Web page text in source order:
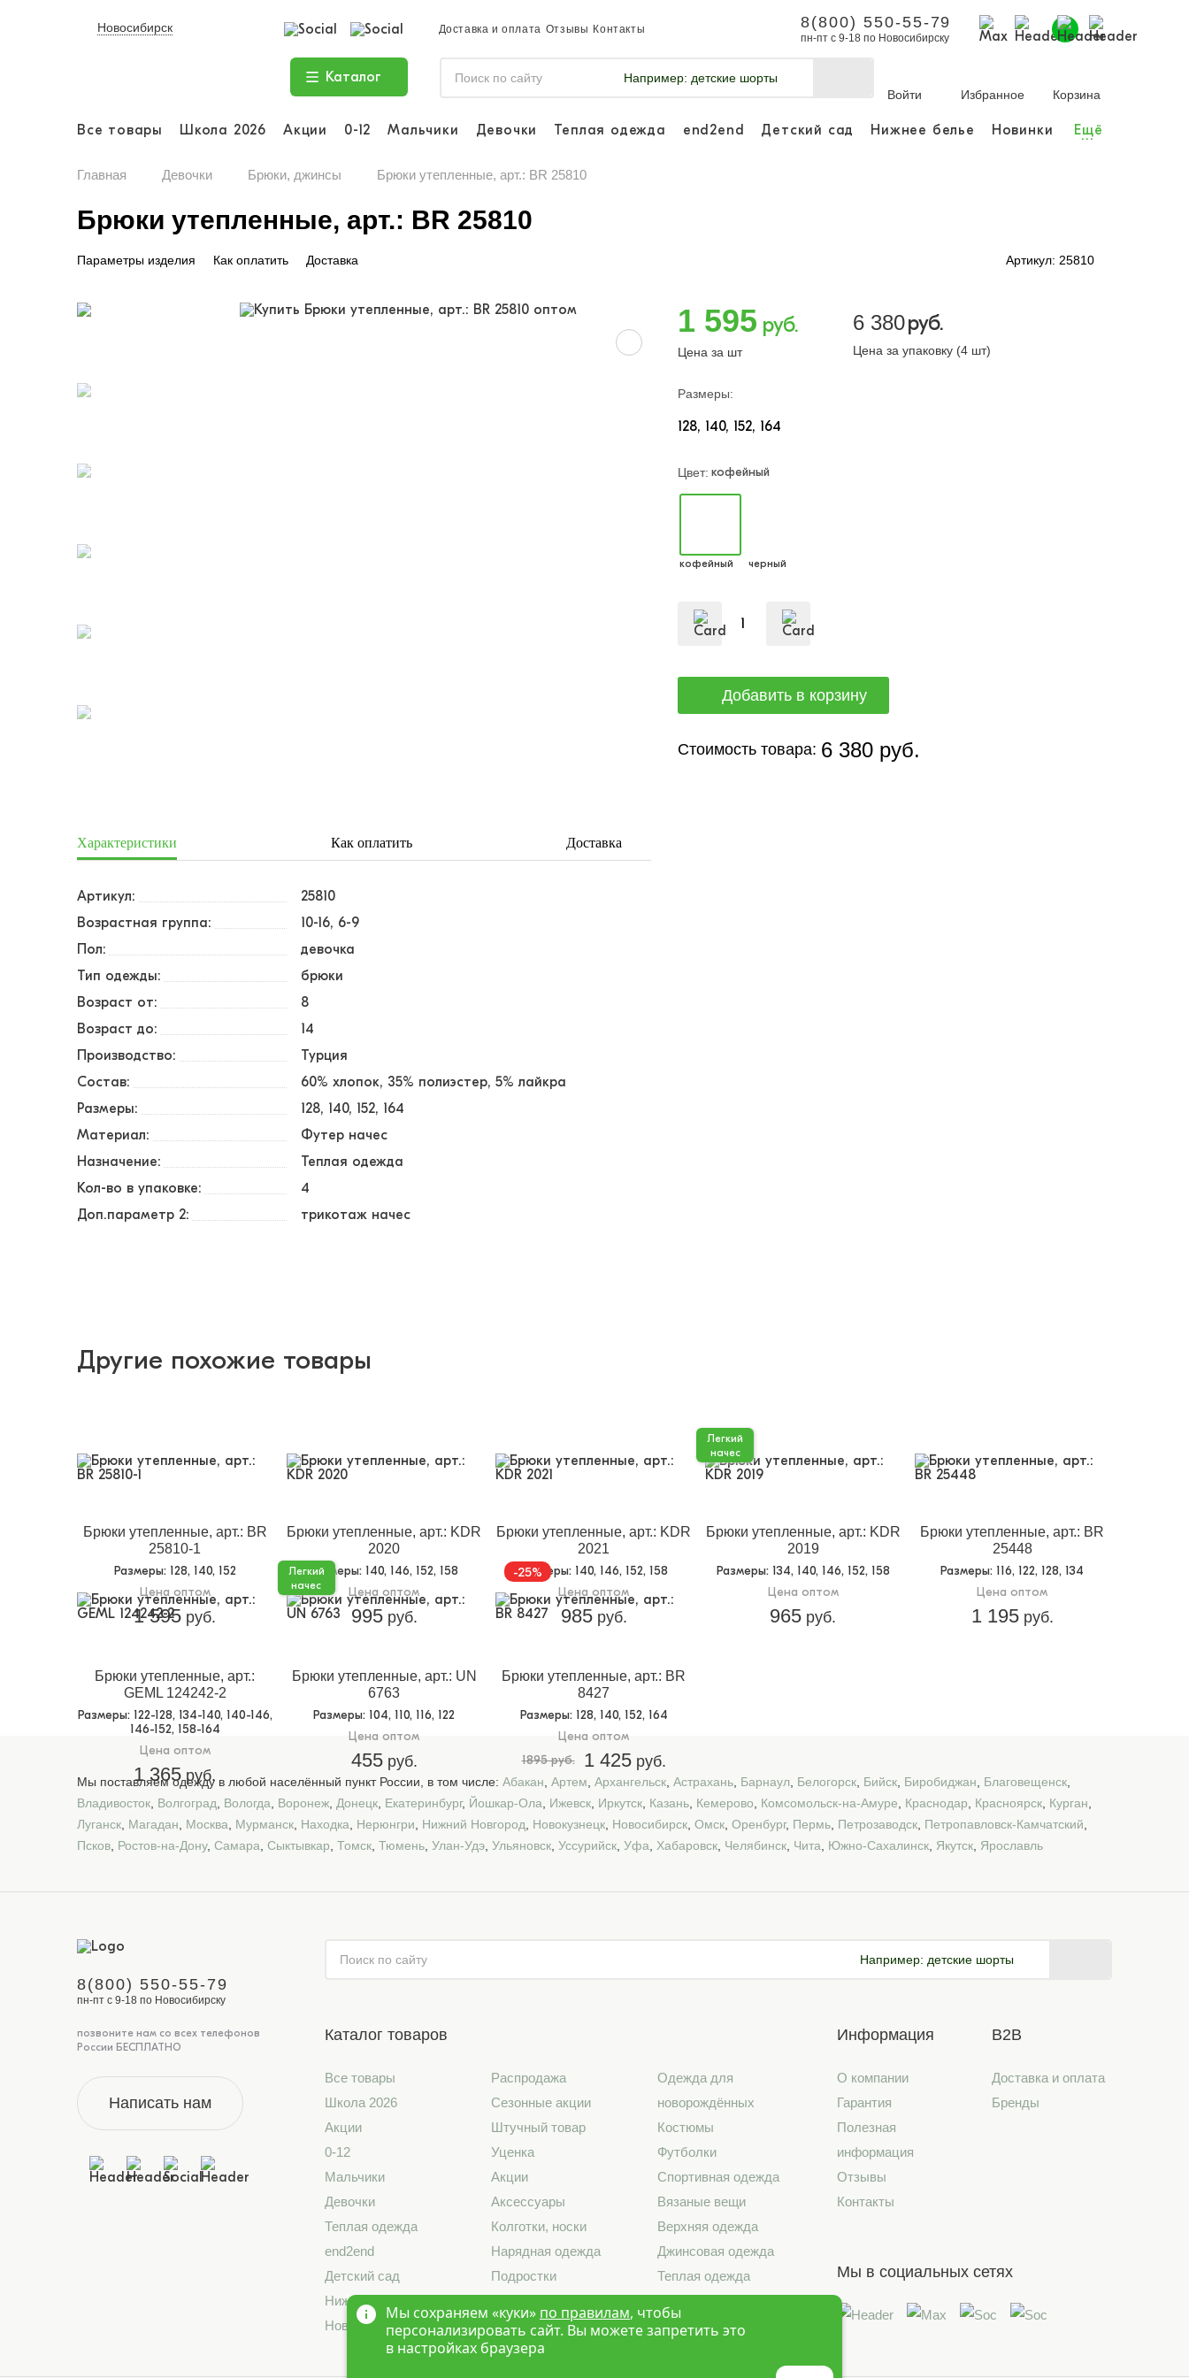
Новосибирск Доставка и оплата Отзывы Контакты 8(800) 550-55-79
пн-пт с 9-18 по Новосибирску
Каталог Например: детские шорты
Войти
Избранное Корзина
Все товары Школа 2026 Акции 0-12 Мальчики Девочки Теплая одежда end2end Детский сад Нижнее белье Новинки Ещё
...
Главная Девочки Брюки, джинсы Брюки утепленные, арт.: BR 25810
Брюки утепленные, арт.: BR 25810
Параметры изделия Как оплатить Доставка Артикул: 25810
1 595 руб.
Цена за шт
6 380руб.
Цена за упаковку (4 шт)
Размеры:
128 140 152 164
Цвет: кофейный
кофейный черный
Стоимость товара: 6 380 руб.
Характеристики Как оплатить Доставка
Артикул:
25810
Возрастная группа:
10-16, 6-9
Пол:
девочка
Тип одежды:
брюки
Возраст от:
8
Возраст до:
14
Производство:
Турция
Состав:
60% хлопок, 35% полиэстер, 5% лайкра
Размеры:
128 140 152 164
Материал:
Футер начес
Назначение:
Теплая одежда
Кол-во в упаковке:
4
Доп.параметр 2:
трикотаж начес
Другие похожие товары
Брюки утепленные, арт.: BR
25810-1
Размеры: 128, 140, 152
Цена оптом
1 595 руб.
Брюки утепленные, арт.: KDR
2020
Размеры: 140, 146, 152, 158
Цена оптом
995руб.
Брюки утепленные, арт.: KDR
2021
Размеры: 140, 146, 152, 158
Цена оптом
985руб.
Легкий
начес
Брюки утепленные, арт.: KDR
2019
Размеры: 134, 140, 146, 152, 158
Цена оптом
965 руб.
Брюки утепленные, арт.: BR
25448
Размеры: 116, 122, 128, 134
Цена оптом
1 195руб.
Брюки утепленные, арт.:
GEML 124242-2
Размеры: 122-128, 134-140, 140-146,
146-152, 158-164
Цена оптом
1 365руб.
Легкий
начес
Брюки утепленные, арт.: UN
6763
Размеры: 104, 110, 116, 122
Цена оптом
455руб.
-25%
Брюки утепленные, арт.: BR
8427
Размеры: 128, 140, 152, 164
Цена оптом
1895 руб.
1 425руб.
Мы поставляем одежду в любой населённый пункт России, в том числе: Абакан Артем Архангельск Астрахань Барнаул Белогорск Бийск Биробиджан Благовещенск
Владивосток Волгоград Вологда Воронеж Донецк Екатеринбург, Йошкар-Ола Ижевск Иркутск Казань Кемерово Комсомольск-на-Амуре Краснодар Красноярск Курган
Луганск Магадан Москва Мурманск Находка Нерюнгри Нижний Новгород Новокузнецк Новосибирск Омск Оренбург, Пермь Петрозаводск Петропавловск-Камчатский
Псков Ростов-на-Дону, Самара Сыктывкар Томск Тюмень Улан-Удэ Ульяновск Уссурийск Уфа Хабаровск Челябинск Чита Южно-Сахалинск Якутск Ярославль
8(800) 550-55-79
пн-пт с 9-18 по Новосибирску
позвоните нам со всех телефонов
России БЕСПЛАТНО
Написать нам
Например: детские шорты
Каталог товаров
Все товары
Школа 2026
Акции
0-12
Мальчики
Девочки
Теплая одежда
end2end
Детский сад
Нижнее белье
Новинки
Распродажа
Сезонные акции
Штучный товар
Уценка
Акции
Аксессуары
Колготки, носки
Нарядная одежда
Подростки
Одежда для
новорождённых
Костюмы
Футболки
Спортивная одежда
Вязаные вещи
Верхняя одежда
Джинсовая одежда
Теплая одежда
Информация
О компании
Гарантия
Полезная
информация
Отзывы
Контакты
B2B
Доставка и оплата
Бренды
Мы в социальных сетях
Мы сохраняем «куки» по правилам, чтобы
персонализировать сайт. Вы можете запретить это
в настройках браузера